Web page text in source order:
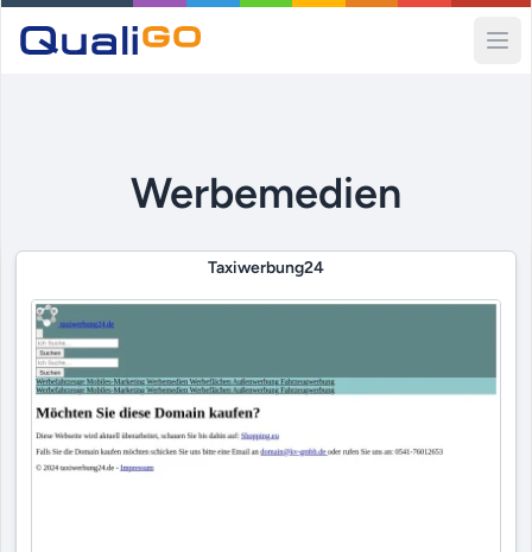
Werbemedien
Taxiwerbung24